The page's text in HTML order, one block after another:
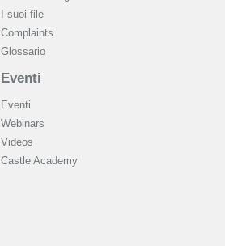
I suoi file
Complaints
Glossario
Eventi
Eventi
Webinars
Videos
Castle Academy